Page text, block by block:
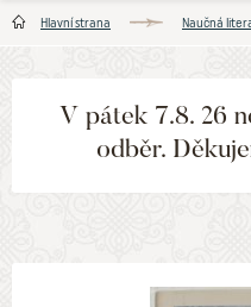
Hlavní strana Naučná
V pátek 7.8. 26
odběr.